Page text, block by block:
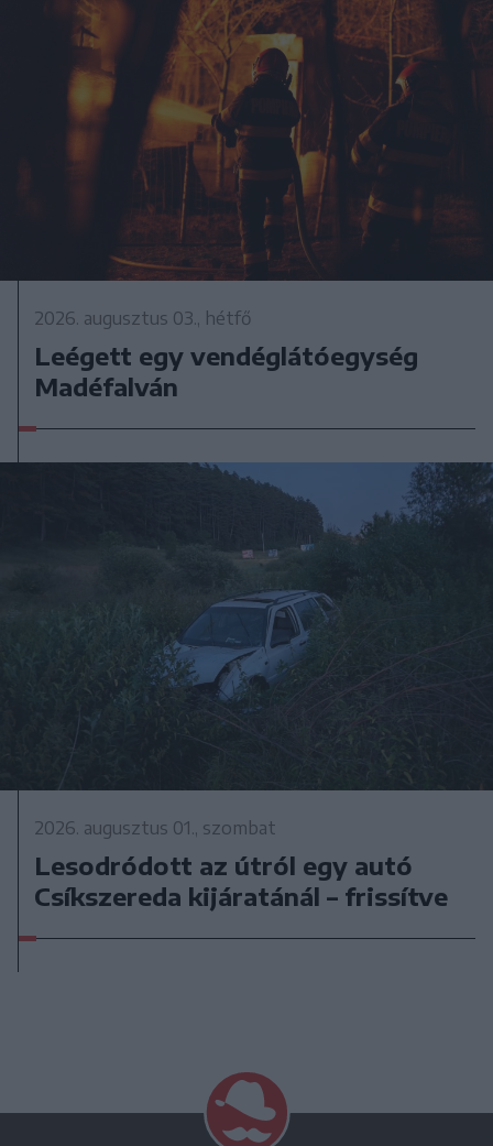
2026. augusztus 03., hétfő
Leégett egy vendéglátóegység
Madéfalván
2026. augusztus 01., szombat
Lesodródott az útról egy autó
Csíkszereda kijáratánál – frissítve